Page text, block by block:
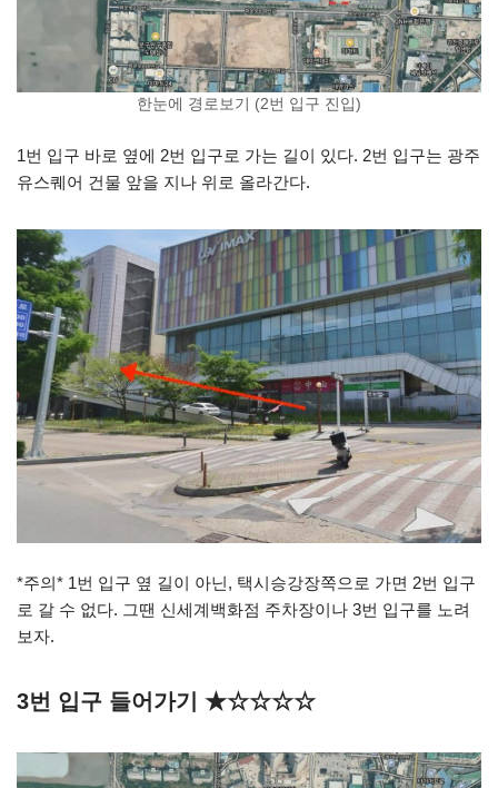
한눈에 경로보기 (2번 입구 진입)
1번 입구 바로 옆에 2번 입구로 가는 길이 있다. 2번 입구는 광주
유스퀘어 건물 앞을 지나 위로 올라간다.
*주의* 1번 입구 옆 길이 아닌, 택시승강장쪽으로 가면 2번 입구
로 갈 수 없다. 그땐 신세계백화점 주차장이나 3번 입구를 노려
보자.
3번 입구 들어가기 ★☆☆☆☆